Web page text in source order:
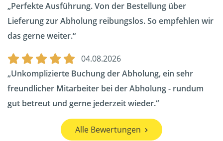
Perfekte Ausführung. Von der Bestellung über
Lieferung zur Abholung reibungslos. So empfehlen wir
das gerne weiter.
04.08.2026
Unkomplizierte Buchung der Abholung, ein sehr
freundlicher Mitarbeiter bei der Abholung - rundum
gut betreut und gerne jederzeit wieder.
Alle Bewertungen